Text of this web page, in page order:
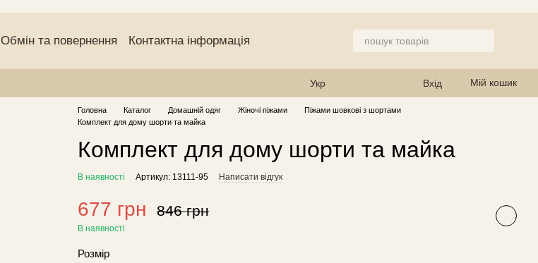
Обмін та повернення
Контактна інформація
Укр Вхід Мій кошик
Головна Каталог Домашній одяг Жіночі піжами
Піжами шовкові з шортами
Комплект для дому шорти та майка
Комплект для дому шорти та майка
В наявності Артикул: 13111-95 Написати відгук
677 грн 846 грн
В наявності
Розмір